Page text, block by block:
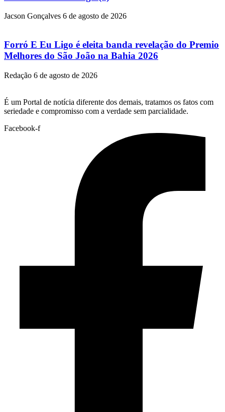
Jacson Gonçalves 6 de agosto de 2026
Forró E Eu Ligo é eleita banda revelação do Premio
Melhores do São João na Bahia 2026
Redação 6 de agosto de 2026
É um Portal de notícia diferente dos demais, tratamos os fatos com
seriedade e compromisso com a verdade sem parcialidade.
Facebook-f